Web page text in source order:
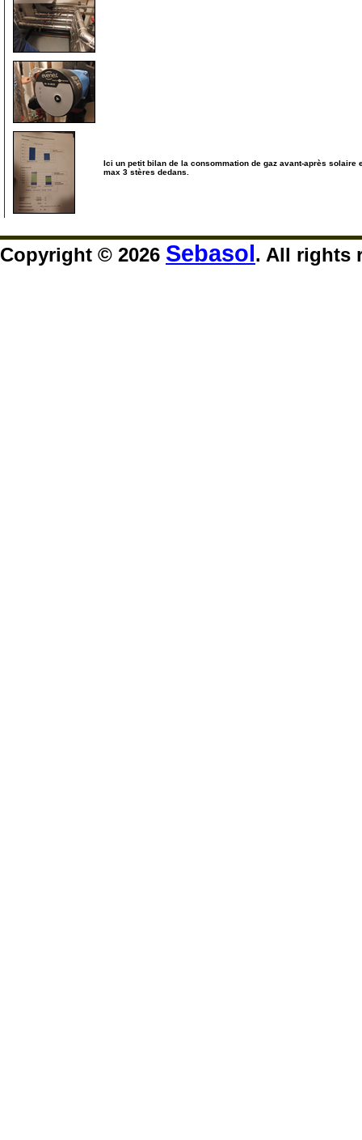
Ici un petit bilan de la consommation de gaz avant-après
max 3 stères dedans.
Copyright © 2026 Sebasol. All rights